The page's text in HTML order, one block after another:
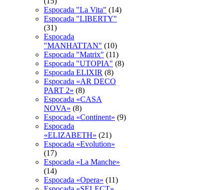
Espocada "La Vita" (14)
Espocada "LIBERTY"
(31)
Espocada
"MANHATTAN" (10)
Espocada "Matrix" (11)
Espocada "UTOPIA" (8)
Espocada ELIXIR (8)
Espocada «AR DECO
PART 2» (8)
Espocada «CASA
NOVA» (8)
Espocada «Continent» (9)
Espocada
«ELIZABETH» (21)
Espocada «Evolution»
(17)
Espocada «La Manche»
(14)
Espocada «Opera» (11)